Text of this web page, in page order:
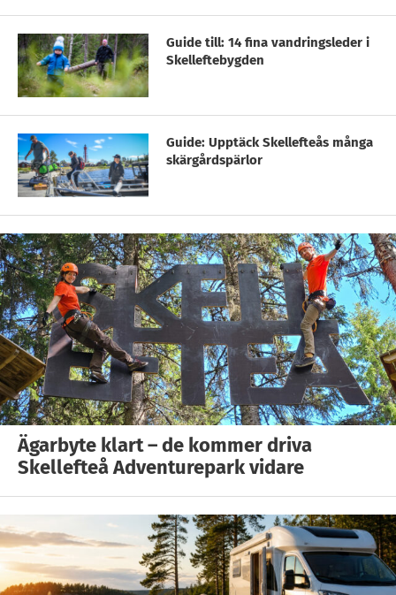
Guide till: 14 fina vandringsleder i
Skelleftebygden
Guide: Upptäck Skellefteås många
skärgårdspärlor
Ägarbyte klart – de kommer driva
Skellefteå Adventurepark vidare